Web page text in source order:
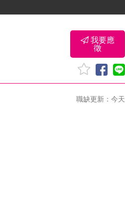
我要應
徵
職缺更新：今天